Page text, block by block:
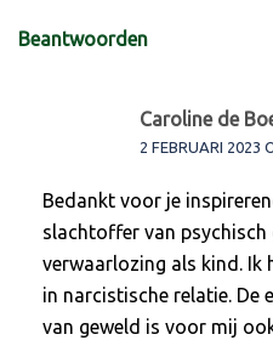
Beantwoorden
Caroline de
2 FEBRUARI 2023
Bedankt voor je
slachtoffer van psychisch
verwaarlozing als kind. Ik
in narcistische relatie. De
van geweld is voor mij